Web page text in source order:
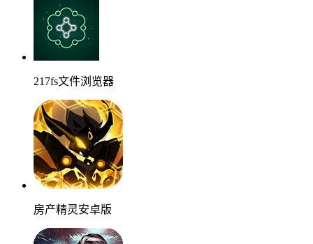
217fs文件浏览器
房产精灵安卓版